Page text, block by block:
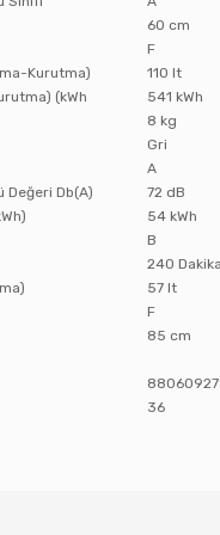
60 cm
F
Kurutma)
110 lt
(kWh
541 kWh
8 kg
Gri
A
Değeri Db(A)
72 dB
54 kWh
B
240 Dakika
57 lt
F
85 cm
36